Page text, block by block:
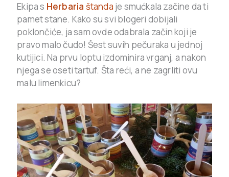
Ekipa s Herbaria štanda je smućkala začine da ti
pamet stane. Kako su svi blogeri dobijali
poklončiće, ja sam ovde odabrala začin koji je
pravo malo čudo! Šest suvih pečuraka u jednoj
kutijici. Na prvu loptu izdominira vrganj, a nakon
njega se oseti tartuf. Šta reći, a ne zagrliti ovu
malu limenkicu?